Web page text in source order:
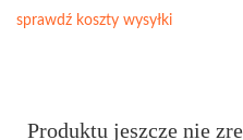
sprawdź koszty wysyłki
Produktu jeszcze nie